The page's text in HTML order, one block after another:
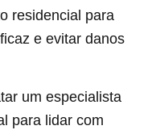
residencial para
e evitar danos
um especialista
para lidar com